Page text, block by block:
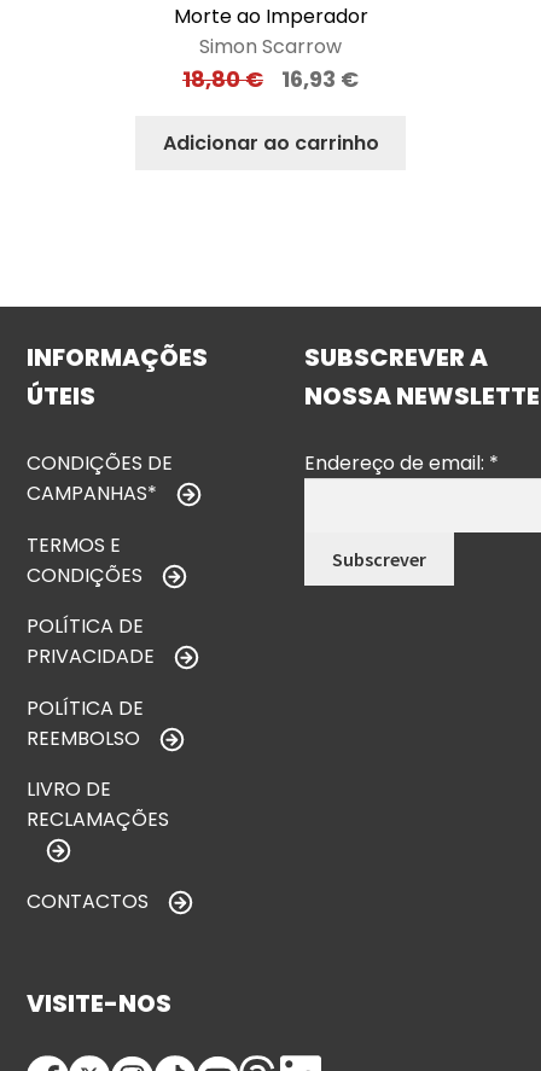
Morte ao Imperador
Simon Scarrow
18,80€ 16,93 €
Adicionar ao carrinho
INFORMAÇÕES
ÚTEIS
CONDIÇÕES DE
CAMPANHAS*
TERMOS E
CONDIÇÕES
POLÍTICA DE
PRIVACIDADE
POLÍTICA DE
REEMBOLSO
LIVRO DE
RECLAMAÇÕES
CONTACTOS
SUBSCREVER A
NOSSA
Endereço de email: *
VISITE-NOS